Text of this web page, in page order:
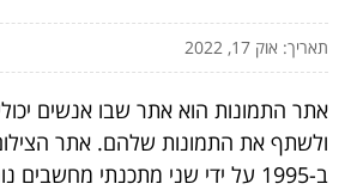
תאריך: אוק 17, 2022
אתר התמונות הוא אתר שבו אנשים
ולשתף את התמונות שלהם. אתר